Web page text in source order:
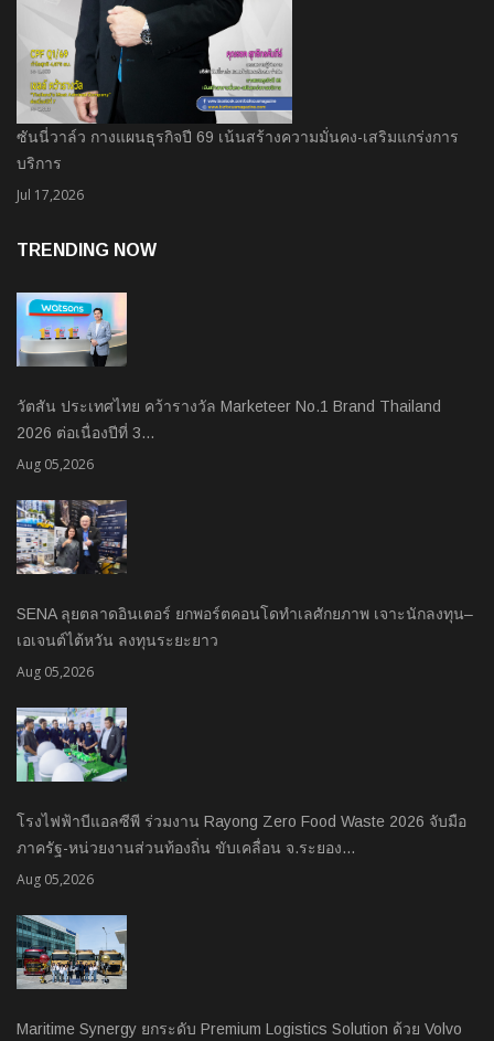
ซันนี่วาล์ว กางแผนธุรกิจปี 69 เน้นสร้างความมั่นคง-เสริมแกร่งการ
บริการ
Jul 17,2026
TRENDING NOW
วัตสัน ประเทศไทย คว้ารางวัล Marketeer No.1 Brand Thailand
2026 ต่อเนื่องปีที่ 3…
Aug 05,2026
SENA ลุยตลาดอินเตอร์ ยกพอร์ตคอนโดทำเลศักยภาพ เจาะนักลงทุน–
เอเจนต์ไต้หวัน ลงทุนระยะยาว
Aug 05,2026
โรงไฟฟ้าบีแอลซีพี ร่วมงาน Rayong Zero Food Waste 2026 จับมือ
ภาครัฐ-หน่วยงานส่วนท้องถิ่น ขับเคลื่อน จ.ระยอง…
Aug 05,2026
Maritime Synergy ยกระดับ Premium Logistics Solution ด้วย Volvo